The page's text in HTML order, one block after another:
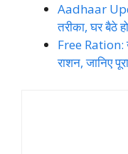
Aadhaar
तरीका, घर बैठे
Free Ration:
राशन, जानिए